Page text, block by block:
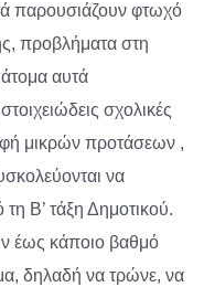
παρουσιάζουν φτωχό
προβλήματα στη
αυτά
σχολικές
μικρών προτάσεων ,
να
Β’ τάξη Δημοτικού.
έως κάποιο βαθμό
δηλαδή να τρώνε, να